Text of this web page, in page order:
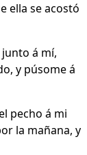
ella se acostó
á mí,
y púsome á
pecho á mi
la mañana, y